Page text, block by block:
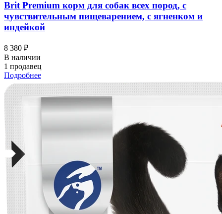
Brit Premium корм для собак всех пород, с
чувствительным пищеварением, с ягненком и
индейкой
8 380 ₽
В наличии
1 продавец
Подробнее